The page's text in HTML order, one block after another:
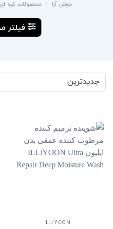
خوش آرا / محصولات کره ای
فیلتر
ILLIYOON